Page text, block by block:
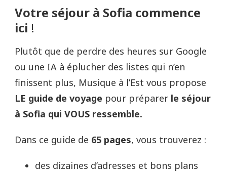
Votre séjour à Sofia commence
ici !
Plutôt que de perdre des heures sur Google
ou une IA à éplucher des listes qui n’en
finissent plus, Musique à l’Est vous propose
LE guide de voyage pour préparer le séjour
à Sofia qui VOUS ressemble.
Dans ce guide de 65 pages, vous trouverez :
des dizaines d’adresses et bons plans